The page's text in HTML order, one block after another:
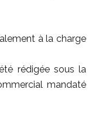
à la charge
rédigée sous la
mandaté